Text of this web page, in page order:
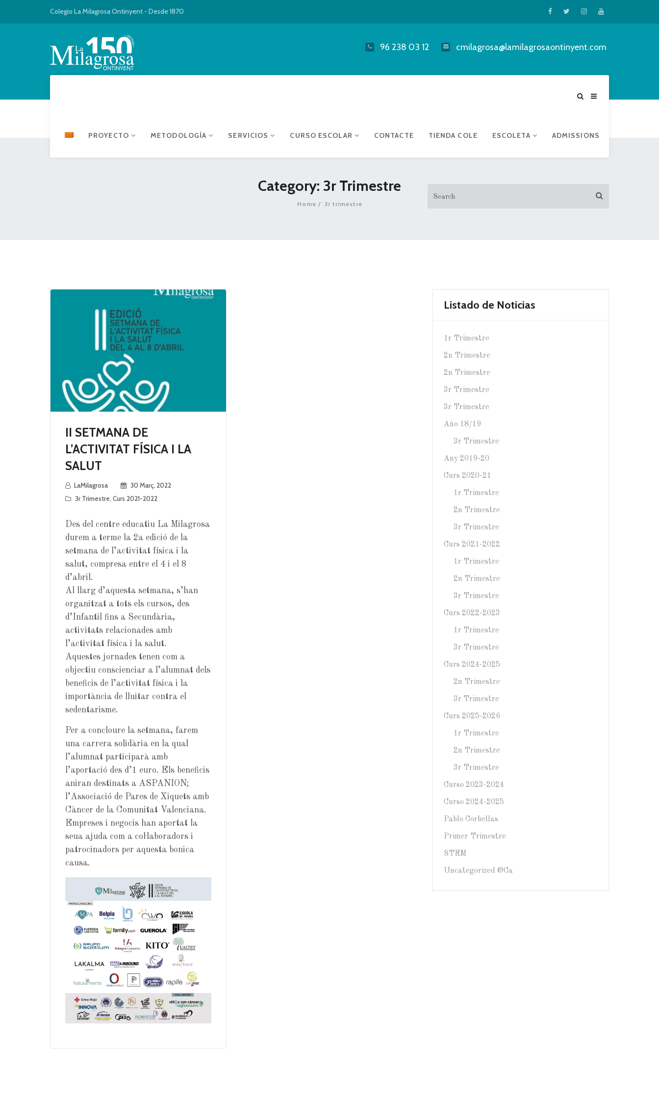
Colegio La Milagrosa Ontinyent - Desde 1870
96 238 03 12 cmilagrosa@lamilagrosaontinyent.com
PROYECTO METODOLOGÍA SERVICIOS CURSO ESCOLAR CONTACTE TIENDA COLE ESCOLETA ADMISSIONS
Category: 3r Trimestre
Home 3r trimestre
II SETMANA DE
L’ACTIVITAT FÍSICA I LA
SALUT
LaMilagrosa
30 Març, 2022
3r Trimestre, Curs 2021-2022
Des del centre educatiu La Milagrosa
durem a terme la 2a edició de la
setmana de l’activitat física i la
salut, compresa entre el 4 i el 8
d’abril.
Al llarg d’aquesta setmana, s’han
organitzat a tots els cursos, des
d’Infantil fins a Secundària,
activitats relacionades amb
l’activitat física i la salut.
Aquestes jornades tenen com a
objectiu conscienciar a l’alumnat dels
beneficis de l’activitat física i la
importància de lluitar contra el
sedentarisme.
Per a concloure la setmana, farem
una carrera solidària en la qual
l’alumnat participarà amb
l’aportació des d’1 euro. Els beneficis
aniran destinats a ASPANION;
l’Associació de Pares de Xiquets amb
Càncer de la Comunitat Valenciana.
Empreses i negocis han aportat la
seua ajuda com a col·laboradors i
patrocinadors per aquesta bonica
causa.
Listado de Noticias
1r Trimestre
2n Trimestre
2n Trimestre
3r Trimestre
3r Trimestre
Año 18/19
3r Trimestre
Any 2019-20
Curs 2020-21
1r Trimestre
2n Trimestre
3r Trimestre
Curs 2021-2022
1r Trimestre
2n Trimestre
3r Trimestre
Curs 2022-2023
1r Trimestre
3r Trimestre
Curs 2024-2025
2n Trimestre
3r Trimestre
Curs 2025-2026
1r Trimestre
2n Trimestre
3r Trimestre
Curso 2023-2024
Curso 2024-2025
Pablo Corbellas
Primer Trimestre
STEM
Uncategorized @ca